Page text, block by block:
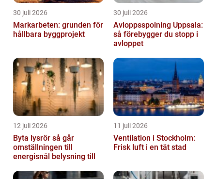
30 juli 2026
Markarbeten: grunden för
hållbara byggprojekt
30 juli 2026
Avloppsspolning Uppsala:
så förebygger du stopp i
avloppet
12 juli 2026
Byta lysrör så går
omställningen till
energisnål belysning till
11 juli 2026
Ventilation i Stockholm:
Frisk luft i en tät stad